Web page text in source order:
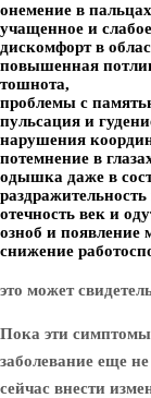
онемение в
учащенное и
дискомфорт в
повышенная
тошнота,
проблемы с
пульсация и
нарушения
потемнение в
одышка даже в
отечность век и
озноб и появление
снижение
это может
Пока эти
заболевание еще
сейчас внести